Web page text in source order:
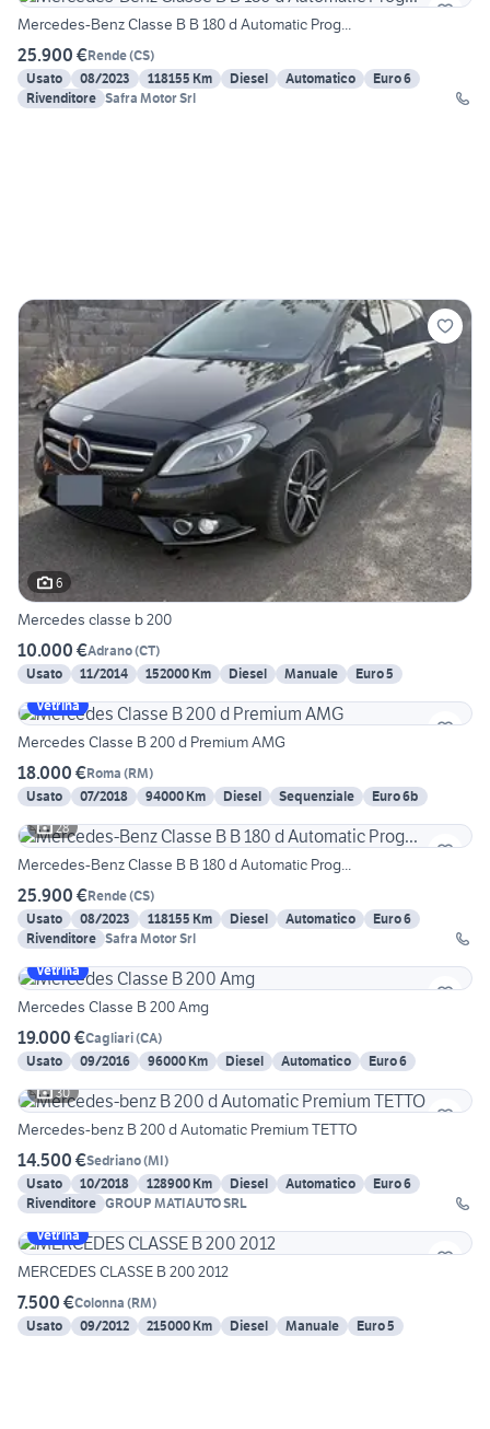
Mercedes-Benz Classe B B 180 d Automatic Prog...
25.900 €Rende(CS)
Usato
08/2023 118155 Km Diesel Automatico
Euro 6
Rivenditore Safra Motor Srl
6
Mercedes classe b 200
10.000 €Adrano(CT)
Usato
11/2014 152000 Km Diesel Manuale
Euro 5
Vetrina
Mercedes Classe B 200 d Premium AMG
18.000 €Roma (RM)
Usato
07/2018 94000 Km Diesel Sequenziale
Euro 6b
28
Mercedes-Benz Classe B B 180 d Automatic Prog...
25.900 €Rende(CS)
Usato
08/2023 118155 Km Diesel Automatico
Euro 6
Rivenditore Safra Motor Srl
Vetrina
Mercedes Classe B 200 Amg
19.000 €Cagliari(CA)
Usato
09/2016 96000 Km Diesel Automatico
Euro 6
30
Mercedes-benz B 200 d Automatic Premium TETTO
14.500 €Sedriano(MI)
Usato
10/2018 128900 Km Diesel Automatico
Euro 6
Rivenditore GROUP MATIAUTO SRL
Vetrina
MERCEDES CLASSE B 200 2012
7.500 €Colonna (RM)
Usato
09/2012 215000 Km Diesel Manuale Euro 5